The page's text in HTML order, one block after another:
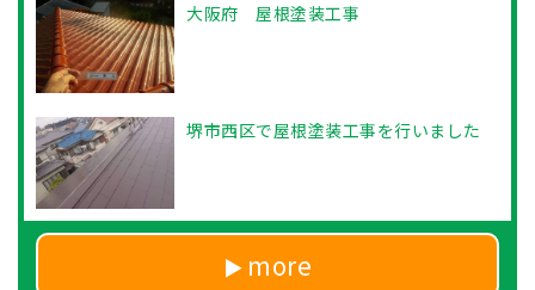
大阪府 屋根塗装工事
堺市西区で屋根塗装工事を行いました
more